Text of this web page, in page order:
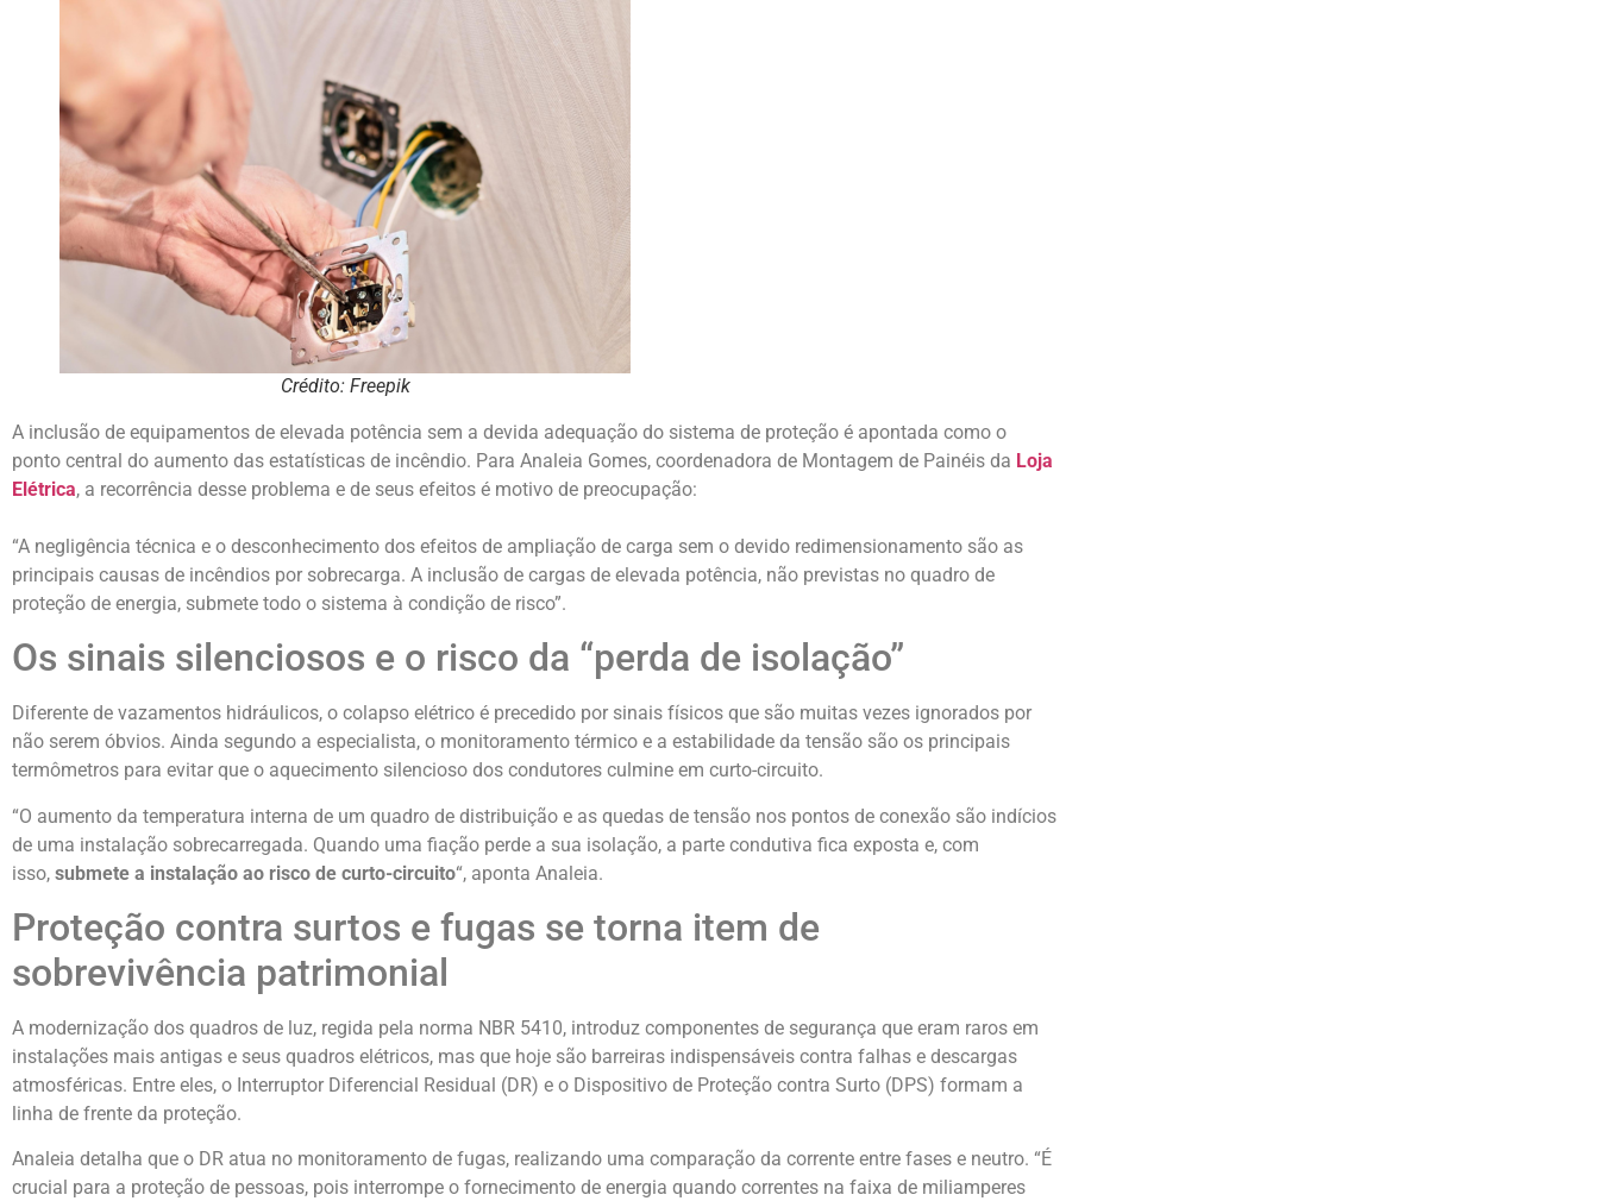
Crédito: Freepik
A inclusão de equipamentos de elevada potência sem a devida adequação do sistema de proteção é apontada como o
ponto central do aumento das estatísticas de incêndio. Para Analeia Gomes, coordenadora de Montagem de Painéis da Loja
Elétrica, a recorrência desse problema e de seus efeitos é motivo de preocupação:
“A negligência técnica e o desconhecimento dos efeitos de ampliação de carga sem o devido redimensionamento são as
principais causas de incêndios por sobrecarga. A inclusão de cargas de elevada potência, não previstas no quadro de
proteção de energia, submete todo o sistema à condição de risco”.
Os sinais silenciosos e o risco da “perda de isolação”
Diferente de vazamentos hidráulicos, o colapso elétrico é precedido por sinais físicos que são muitas vezes ignorados por
não serem óbvios. Ainda segundo a especialista, o monitoramento térmico e a estabilidade da tensão são os principais
termômetros para evitar que o aquecimento silencioso dos condutores culmine em curto-circuito.
“O aumento da temperatura interna de um quadro de distribuição e as quedas de tensão nos pontos de conexão são indícios
de uma instalação sobrecarregada. Quando uma fiação perde a sua isolação, a parte condutiva fica exposta e, com
isso, submete a instalação ao risco de curto-circuito“, aponta Analeia.
Proteção contra surtos e fugas se torna item de
sobrevivência patrimonial
A modernização dos quadros de luz, regida pela norma NBR 5410, introduz componentes de segurança que eram raros em
instalações mais antigas e seus quadros elétricos, mas que hoje são barreiras indispensáveis contra falhas e descargas
atmosféricas. Entre eles, o Interruptor Diferencial Residual (DR) e o Dispositivo de Proteção contra Surto (DPS) formam a
linha de frente da proteção.
Analeia detalha que o DR atua no monitoramento de fugas, realizando uma comparação da corrente entre fases e neutro. “É
crucial para a proteção de pessoas, pois interrompe o fornecimento de energia quando correntes na faixa de miliamperes